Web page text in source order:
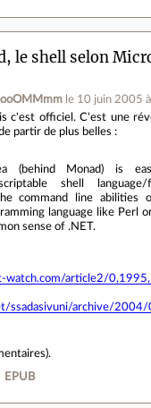
le shell selon
le 10 juin 2005
c'est officiel. C'est une
partir de plus belles :
(behind Monad) is
scriptable shell
command line abilities
language like Perl
sense of .NET.
watch.com/article2/
ssadasivuni/archive/
).
EPUB